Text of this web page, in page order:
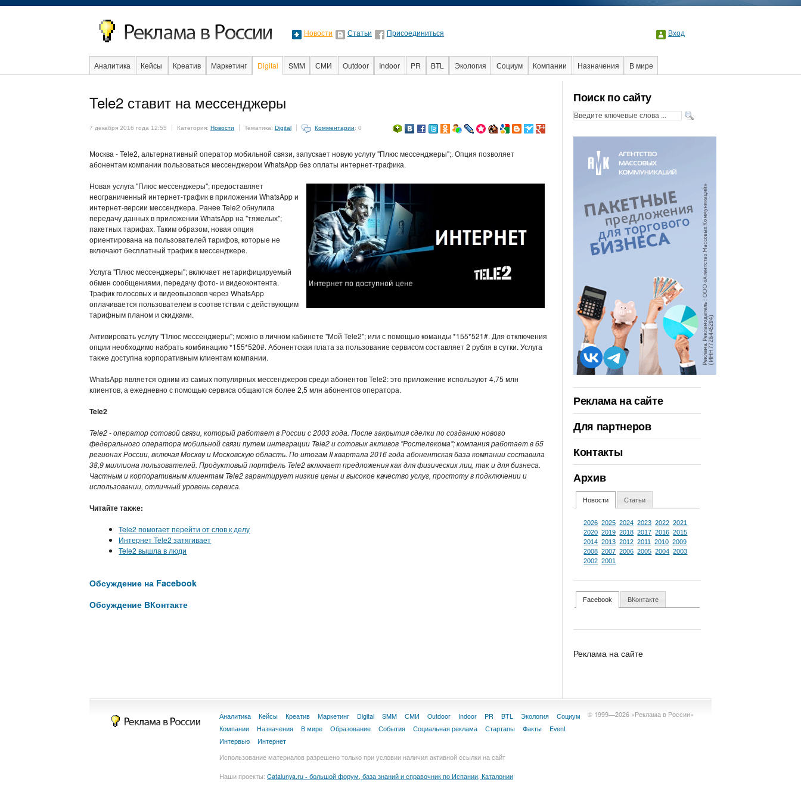
Новости Статьи Присоединиться Вход
Аналитика Кейсы Креатив Маркетинг Digital SMM СМИ Outdoor Indoor PR BTL Экология Социум Компании Назначения
В мире
Event
Поиск по сайту
Реклама на сайте
Для партнеров
Контакты
Архив
Новости Статьи
2026 2025 2024 2023 2022 2021
2020 2019 2018 2017 2016 2015
2014 2013 2012 2011 2010 2009
2008 2007 2006 2005 2004 2003
2002 2001
Facebook ВКонтакте
Реклама на сайте
Tele2 ставит на мессенджеры
7 декабря 2016 года 12:55 Категория: Новости Тематика: Digital Комментарии: 0
Москва - Tele2, альтернативный оператор мобильной связи, запускает новую услугу "Плюс мессенджеры";. Опция позволяет
абонентам компании пользоваться мессенджером WhatsApp без оплаты интернет-трафика.
Новая услуга "Плюс мессенджеры"; предоставляет
неограниченный интернет-трафик в приложении WhatsApp и
интернет-версии мессенджера. Ранее Tele2 обнулила
передачу данных в приложении WhatsApp на "тяжелых";
пакетных тарифах. Таким образом, новая опция
ориентирована на пользователей тарифов, которые не
включают бесплатный трафик в мессенджере.
Услуга "Плюс мессенджеры"; включает нетарифицируемый
обмен сообщениями, передачу фото- и видеоконтента.
Трафик голосовых и видеовызовов через WhatsApp
оплачивается пользователем в соответствии с действующим
тарифным планом и скидками.
Активировать услугу "Плюс мессенджеры"; можно в личном кабинете "Мой Tele2"; или с помощью команды *155*521#. Для отключения
опции необходимо набрать комбинацию *155*520#. Абонентская плата за пользование сервисом составляет 2 рубля в сутки. Услуга
также доступна корпоративным клиентам компании.
WhatsApp является одним из самых популярных мессенджеров среди абонентов Tele2: это приложение используют 4,75 млн
клиентов, а ежедневно с помощью сервиса общаются более 2,5 млн абонентов оператора.
Tele2
Tele2 - оператор сотовой связи, который работает в России с 2003 года. После закрытия сделки по созданию нового
федерального оператора мобильной связи путем интеграции Tele2 и сотовых активов "Ростелекома"; компания работает в 65
регионах России, включая Москву и Московскую область. По итогам II квартала 2016 года абонентская база компании составила
38,9 миллиона пользователей. Продуктовый портфель Tele2 включает предложения как для физических лиц, так и для бизнеса.
Частным и корпоративным клиентам Tele2 гарантирует низкие цены и высокое качество услуг, простоту в подключении и
использовании, отличный уровень сервиса.
Читайте также:
Tele2 помогает перейти от слов к делу
Интернет Tele2 затягивает
Tele2 вышла в люди
Обсуждение на Facebook
Обсуждение ВКонтакте
© 1999—2026 «Реклама в России»
Аналитика Кейсы Креатив Маркетинг Digital SMM СМИ Outdoor Indoor PR BTL Экология
Социум
Компании
Назначения В мире Образование События Социальная реклама Стартапы Факты
Event
Интервью
Интернет
Использование материалов разрешено только при условии наличия активной ссылки на сайт
Наши проекты: Catalunya.ru - большой форум, база знаний и справочник по Испании, Каталонии